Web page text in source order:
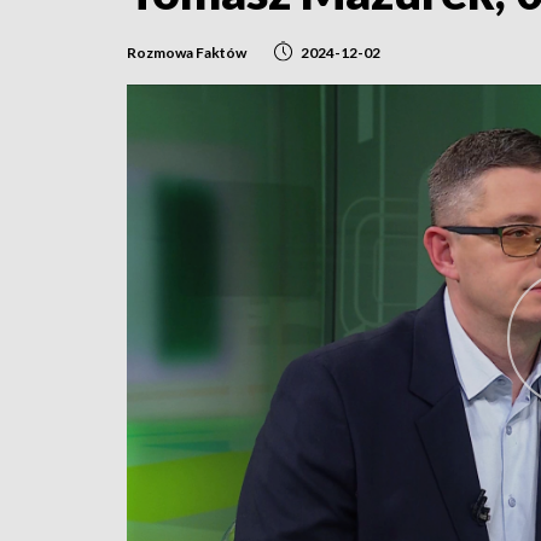
Rozmowa Faktów 2024-12-02